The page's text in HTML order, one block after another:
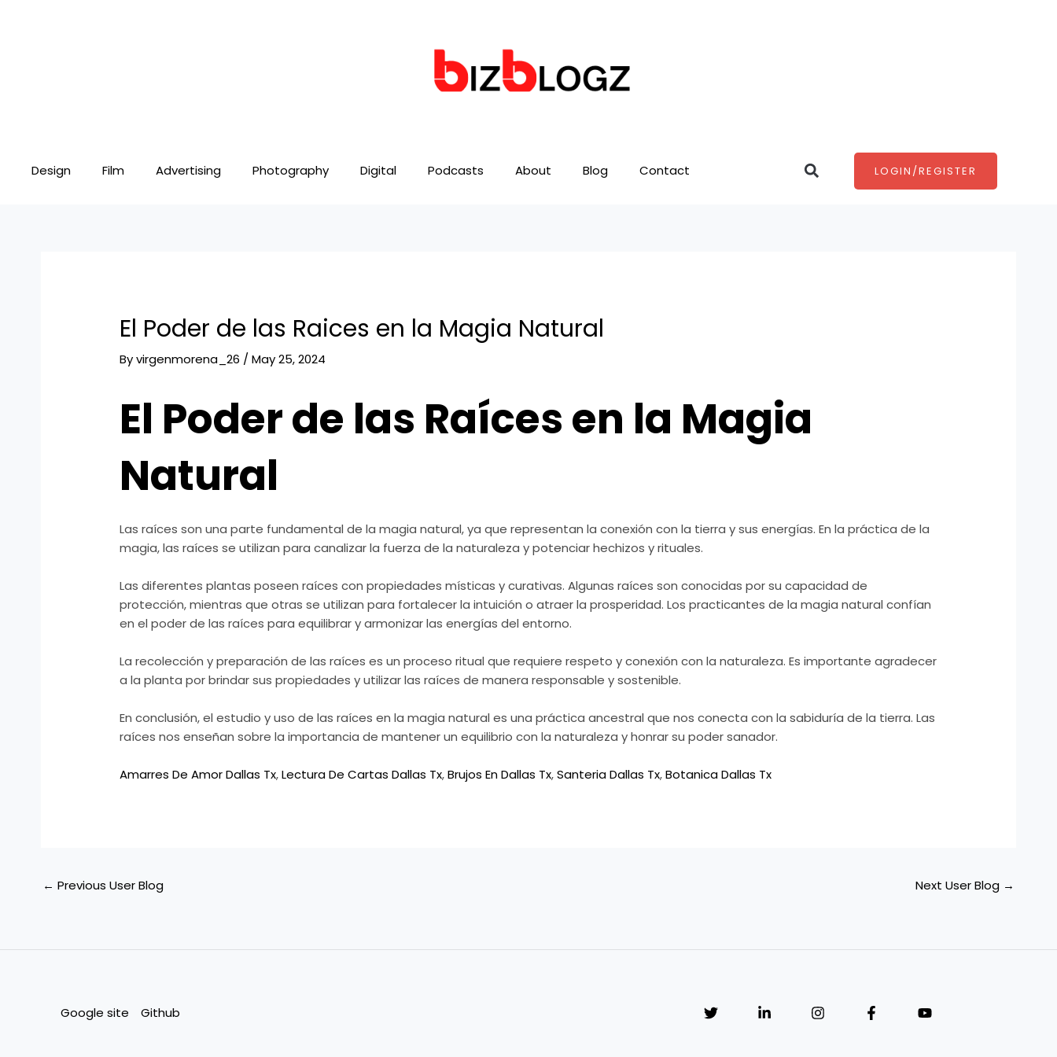
Design Film Advertising Photography Digital Podcasts About Blog Contact SearchLOGIN/REGISTER
El Poder de las Raices en la Magia Natural
Byvirgenmorena_26 /May 25, 2024
El Poder de las Raíces en la Magia
Natural
Las raíces son una parte fundamental de la magia natural, ya que representan la conexión con la tierra y sus energías. En la práctica de la
magia, las raíces se utilizan para canalizar la fuerza de la naturaleza y potenciar hechizos y rituales.
Las diferentes plantas poseen raíces con propiedades místicas y curativas. Algunas raíces son conocidas por su capacidad de
protección, mientras que otras se utilizan para fortalecer la intuición o atraer la prosperidad. Los practicantes de la magia natural confían
en el poder de las raíces para equilibrar y armonizar las energías del entorno.
La recolección y preparación de las raíces es un proceso ritual que requiere respeto y conexión con la naturaleza. Es importante agradecer
a la planta por brindar sus propiedades y utilizar las raíces de manera responsable y sostenible.
En conclusión, el estudio y uso de las raíces en la magia natural es una práctica ancestral que nos conecta con la sabiduría de la tierra. Las
raíces nos enseñan sobre la importancia de mantener un equilibrio con la naturaleza y honrar su poder sanador.
Amarres De Amor Dallas Tx,Lectura De Cartas Dallas Tx,Brujos En Dallas Tx,Santeria Dallas Tx,Botanica Dallas Tx
← Previous User Blog Next User Blog →
Google site Github